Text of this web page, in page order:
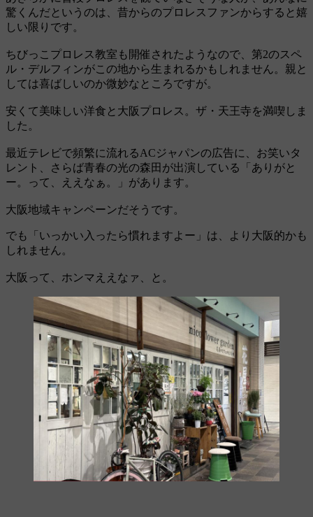
驚くんだというのは、昔からのプロレスファンからすると嬉
しい限りです。
ちびっこプロレス教室も開催されたようなので、第2のスペ
ル・デルフィンがこの地から生まれるかもしれません。親と
しては喜ばしいのか微妙なところですが。
安くて美味しい洋食と大阪プロレス。ザ・天王寺を満喫しま
した。
最近テレビで頻繁に流れるACジャパンの広告に、お笑いタ
レント、さらば青春の光の森田が出演している「ありがと
ー。って、ええなぁ。」があります。
大阪地域キャンペーンだそうです。
でも「いっかい入ったら慣れますよー」は、より大阪的かも
しれません。
大阪って、ホンマええなァ、と。